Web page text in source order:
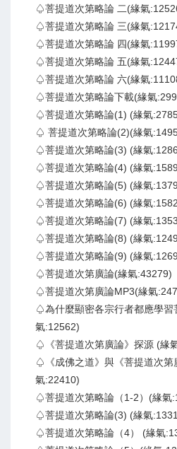
♤菩提道次第略論 二(緣氣
♤菩提道次第略論 三(緣氣
♤菩提道次第略論 四(緣氣
♤菩提道次第略論 五(緣氣
♤菩提道次第略論 六(緣氣
♤菩提道次第略論下載(緣氣
♤菩提道次第略論(1) (緣氣
♤ 菩提道次第略論(2)(緣氣
♤菩提道次第略論(3) (緣氣
♤菩提道次第略論(4) (緣氣
♤菩提道次第略論(5) (緣氣
♤菩提道次第略論(6) (緣氣
♤菩提道次第略論(7) (緣氣
♤菩提道次第略論(8) (緣氣
♤菩提道次第略論(9) (緣氣
♤菩提道次第廣論(緣氣:43279)
♤菩提道次第廣論MP3(緣氣
♤為什麼顯密各宗行者都應學習
氣:12562)
♤《菩提道次第廣論》探源 (緣
♤《成佛之道》與《菩提道次第
氣:22410)
♤菩提道次第略論（1-2）(緣氣
♤菩提道次第略論(3) (緣氣
♤菩提道次第略論（4） (緣氣